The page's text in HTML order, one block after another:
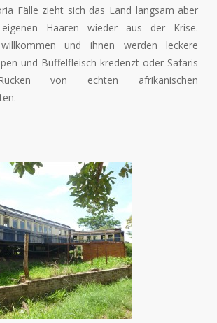
Fälle zieht sich das Land langsam aber
Haaren wieder aus der Krise.
und ihnen werden leckere
und Büffelfleisch kredenzt oder Safaris
von echten afrikanischen